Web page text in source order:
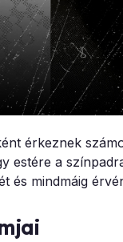
érkeznek
estére a
és mindmáig